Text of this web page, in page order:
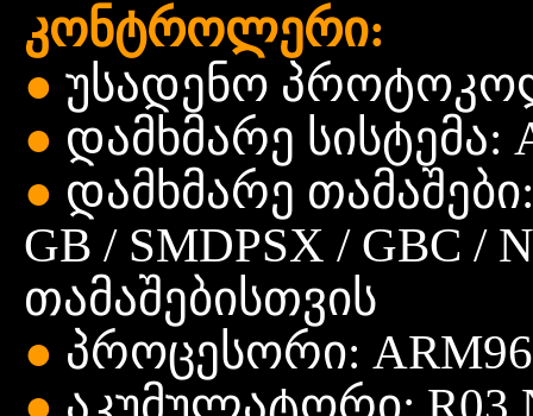
კონტროლერი:
●უსადენო
● დამხმარე სისტემა:
● დამხმარე
GB / SMDPSX / GBC /
თამაშებისთვის
● პროცესორი: